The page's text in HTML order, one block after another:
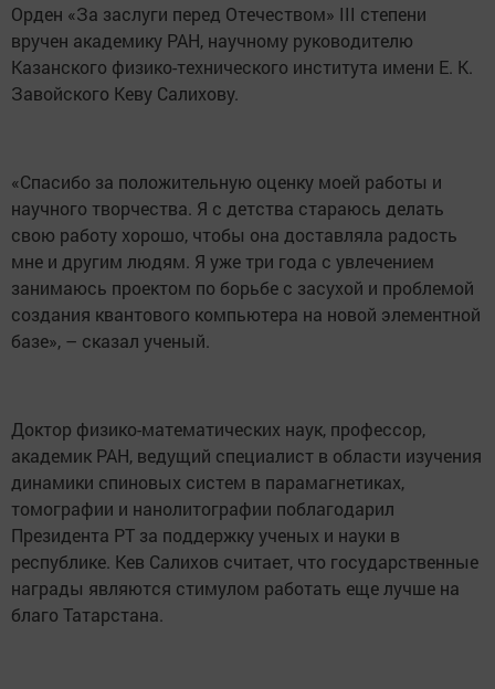
Орден «За заслуги перед Отечеством» III степени
вручен академику РАН, научному руководителю
Казанского физико-технического института имени Е. К.
Завойского Кеву Салихову.
«Спасибо за положительную оценку моей работы и
научного творчества. Я с детства стараюсь делать
свою работу хорошо, чтобы она доставляла радость
мне и другим людям. Я уже три года с увлечением
занимаюсь проектом по борьбе с засухой и проблемой
создания квантового компьютера на новой элементной
базе», – сказал ученый.
Доктор физико-математических наук, профессор,
академик РАН, ведущий специалист в области изучения
динамики спиновых систем в парамагнетиках,
томографии и нанолитографии поблагодарил
Президента РТ за поддержку ученых и науки в
республике. Кев Салихов считает, что государственные
награды являются стимулом работать еще лучше на
благо Татарстана.